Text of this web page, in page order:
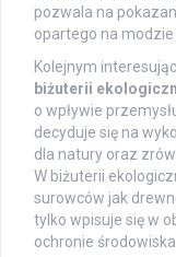
pozwala na
opartego na modzie
Kolejnym
biżuterii
o wpływie
decyduje się na
dla natury oraz
W biżuterii
surowców jak
tylko wpisuje się w
ochronie środowiska.